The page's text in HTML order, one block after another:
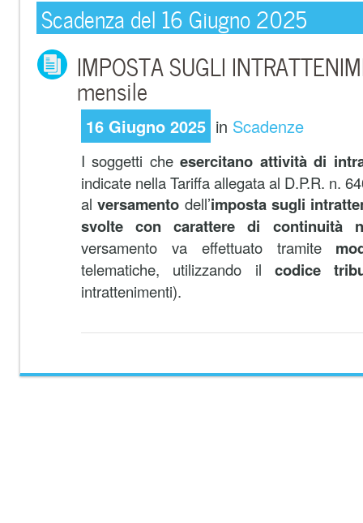
Scadenza del 16 Giugno 2025
IMPOSTA SUGLI
mensile
16 Giugno 2025 in Scadenze
I soggetti cheesercitano attività di
indicate nella Tariffa allegata al D.P.R. n.
alversamento dell’imposta sugli
svolte con carattere di continuità
versamento va effettuato tramite
telematiche, utilizzando il codice
intrattenimenti).